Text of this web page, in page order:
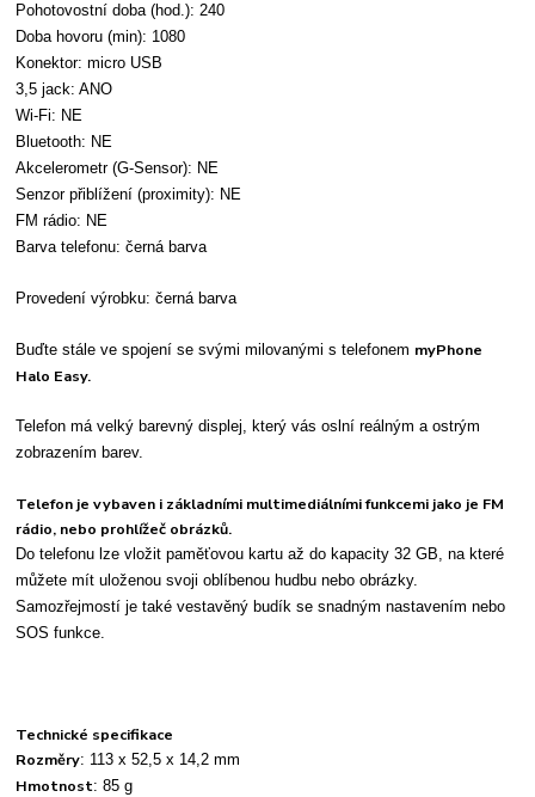
Pohotovostní doba (hod.): 240
Doba hovoru (min): 1080
Konektor: micro USB
3,5 jack: ANO
Wi-Fi: NE
Bluetooth: NE
Akcelerometr (G-Sensor): NE
Senzor přiblížení (proximity): NE
FM rádio: NE
Barva telefonu: černá barva
Provedení výrobku: černá barva
Buďte stále ve spojení se svými milovanými s telefonem myPhone
Halo Easy.
Telefon má velký barevný displej, který vás oslní reálným a ostrým
zobrazením barev.
Telefon je vybaven i základními multimediálními funkcemi jako je FM
rádio, nebo prohlížeč obrázků.
Do telefonu lze vložit paměťovou kartu až do kapacity 32 GB, na které
můžete mít uloženou svoji oblíbenou hudbu nebo obrázky.
Samozřejmostí je také vestavěný budík se snadným nastavením nebo
SOS funkce.
Technické specifikace
Rozměry: 113 x 52,5 x 14,2 mm
Hmotnost: 85 g